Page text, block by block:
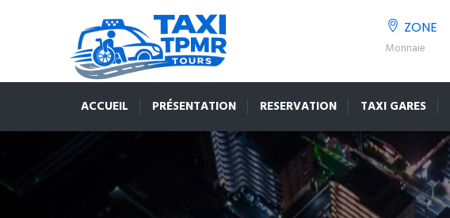
ZONE
Monnaie
ACCUEIL PRÉSENTATION RESERVATION TAXI GARES